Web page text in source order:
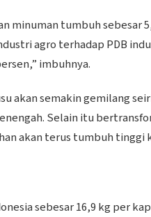
minuman tumbuh
agro terhadap PDB
imbuhnya.
akan semakin gemilang
Selain itu
akan terus tumbuh tinggi
sebesar 16,9 kg per